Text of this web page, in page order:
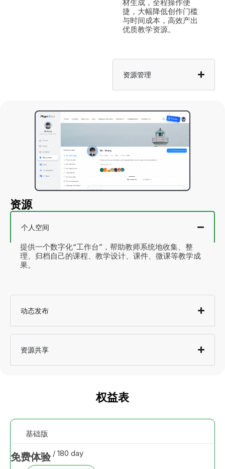
材生成，全程操作便
捷，大幅降低创作门槛
与时间成本，高效产出
优质教学资源。
资源管理
资源
个人空间
提供一个数字化“工作台”，帮助教师系统地收集、整
理、归档自己的课程、教学设计、课件、微课等教学成
果。
动态发布
资源共享
权益表
基础版
免费体验 / 180 day